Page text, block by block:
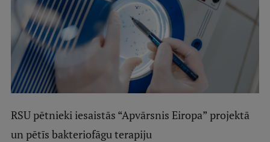
RSU pētnieki iesaistās “Apvārsnis Eiropa” projektā
un pētīs bakteriofāgu terapiju